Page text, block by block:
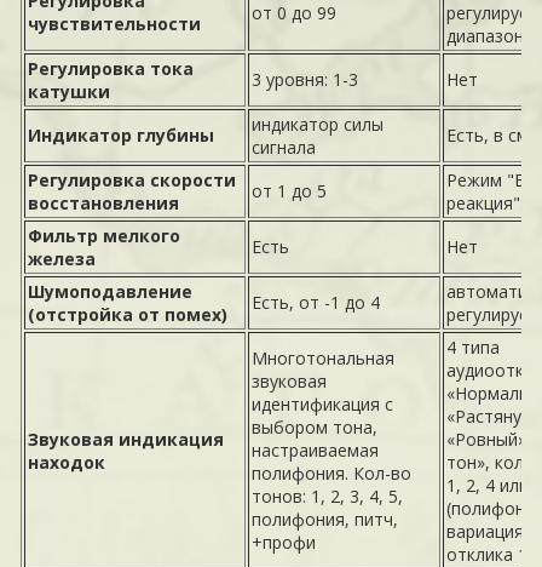
чувствительности
от 0 до 99
диапазоне
Регулировка тока
катушки
3 уровня: 1-3 Нет
Индикатор глубины
индикатор силы
сигнала
Есть, в см
Регулировка скорости
восстановления
от 1 до 5
Режим
реакция":
Фильтр мелкого
железа
Есть
Нет
Шумоподавление
(отстройка от помех)
Есть, от -1 до 4
Звуковая индикация
находок
Многотональная
звуковая
идентификация с
выбором тона,
настраиваемая
полифония. Кол-во
тонов: 1, 2, 3, 4, 5,
полифония, питч,
+профи
4 типа
«Ровный»
тон», кол-
1, 2, 4 или
вариация
отклика 1-